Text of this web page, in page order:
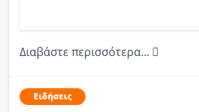
Διαβάστε περισσότερα...
Ειδήσεις